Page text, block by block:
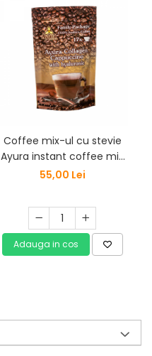
Coffee mix-ul cu stevie
Ayura instant coffee mix
cu Colagen și acid
55,00 Lei
Adauga in cos